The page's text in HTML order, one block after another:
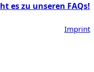
es zu unseren FAQs!
Imprint